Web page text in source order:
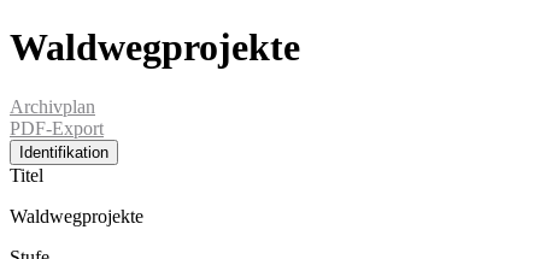
Waldwegprojekte
Archivplan
PDF-Export
Identifikation
Titel
Waldwegprojekte